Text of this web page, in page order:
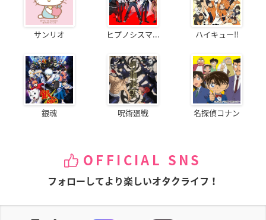
サンリオ ヒプノシスマ... ハイキュー!!
銀魂 呪術廻戦 名探偵コナン
OFFICIAL SNS
フォローしてより楽しいオタクライフ！